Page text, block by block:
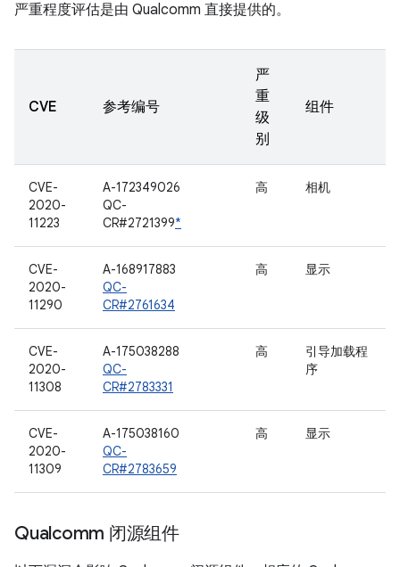
严重程度评估是由 Qualcomm 直接提供的。
CVE 参考编号
严
重
级
别
组件
CVE-
2020-
11223
A-172349026
QC-
CR#2721399*
高 相机
CVE-
2020-
11290
A-168917883
QC-
CR#2761634
高 显示
CVE-
2020-
11308
A-175038288
QC-
CR#2783331
高
引导加载程
序
CVE-
2020-
11309
A-175038160
QC-
CR#2783659
高 显示
Qualcomm 闭源组件